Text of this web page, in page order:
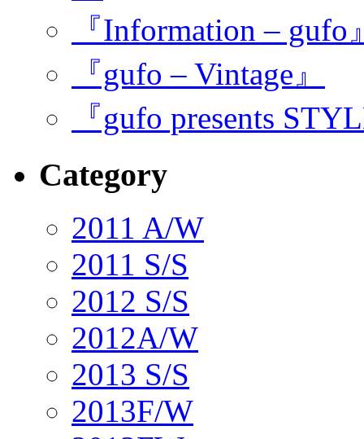
『Information – gufo
『gufo – Vintage』
『gufo presents
Category
2011 A/W
2011 S/S
2012 S/S
2012A/W
2013 S/S
2013F/W